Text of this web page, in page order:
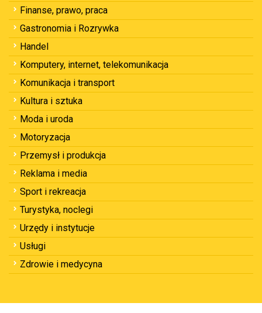
Finanse, prawo, praca
Gastronomia i Rozrywka
Handel
Komputery, internet, telekomunikacja
Komunikacja i transport
Kultura i sztuka
Moda i uroda
Motoryzacja
Przemysł i produkcja
Reklama i media
Sport i rekreacja
Turystyka, noclegi
Urzędy i instytucje
Usługi
Zdrowie i medycyna